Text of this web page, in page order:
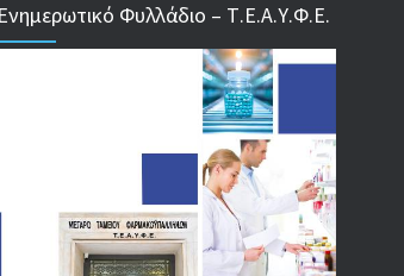
4024
Έρχεται νέα απόφαση από το
-Τι είπε η Δ. Μιχαηλίδου για τις
3769
Ενημερωτικό Φυλλάδιο – Τ.Ε.Α.Υ.Φ.Ε.